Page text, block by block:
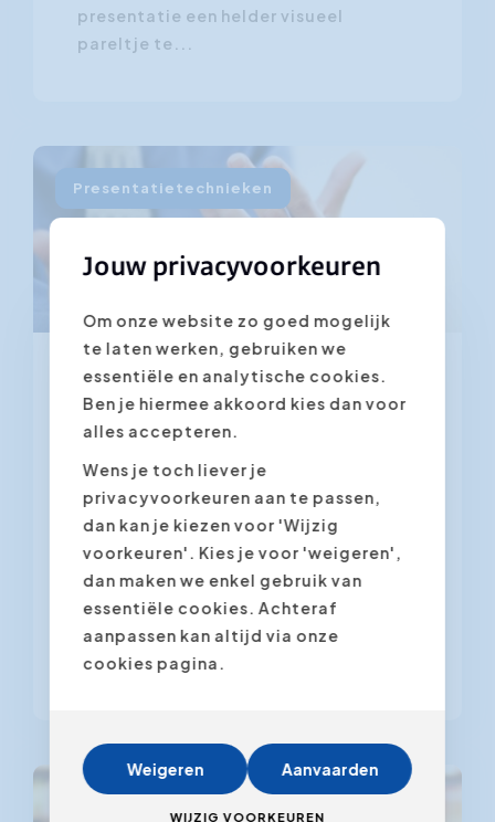
presentatie een helder visueel
pareltje te...
Presentatietechnieken
5 april 2016
Overtuigend presenteren?
Gebruik je body language
Je lichaamstaal zegt vaak meer dan de
woorden die je spreekt. Wist je dat
meer dan 50% van de impact die je
maakt op een publiek gebeurt via je
lichaamstaal? Ontdek hoe je een
krachtige indruk...
Jouw privacyvoorkeuren
Om onze website zo goed mogelijk
te laten werken, gebruiken we
essentiële en analytische cookies.
Ben je hiermee akkoord kies dan voor
alles accepteren.
Wens je toch liever je
privacyvoorkeuren aan te passen,
dan kan je kiezen voor 'Wijzig
voorkeuren'. Kies je voor 'weigeren',
dan maken we enkel gebruik van
essentiële cookies. Achteraf
aanpassen kan altijd via onze
cookies pagina.
Weigeren Aanvaarden
WIJZIG VOORKEUREN